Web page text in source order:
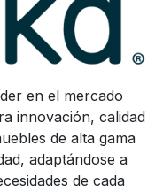
en el mercado
innovación, calidad
de alta gama
adaptándose a
de cada